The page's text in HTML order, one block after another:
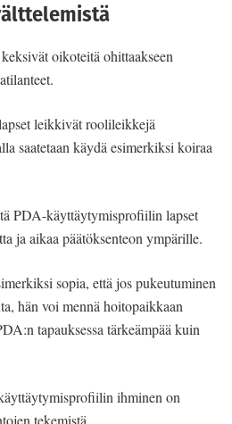
oikoteitä ohittaakseen
leikkivät roolileikkejä
saatetaan käydä esimerkiksi koiraa
PDA-käyttäytymisprofiilin lapset
ja aikaa päätöksenteon ympärille.
sopia, että jos pukeutuminen
hän voi mennä hoitopaikkaan
tapauksessa tärkeämpää kuin
ihminen on
tekemistä.